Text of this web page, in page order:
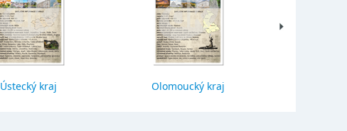
Ústecký kraj Olomoucký kraj